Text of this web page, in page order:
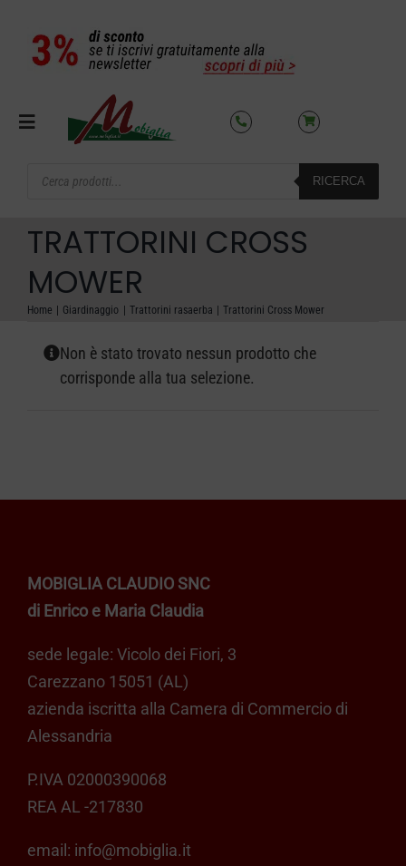
contenuto
Toggle
OFFERTE DEL MESE
AZIENDA
NOLEGGIO
search
RICERCA
TRATTORINI CROSS
MOWER
Home Giardinaggio Trattorini rasaerba Trattorini Cross Mower
Non è stato trovato nessun prodotto che
corrisponde alla tua selezione.
MOBIGLIA CLAUDIO SNC
di Enrico e Maria Claudia
sede legale: Vicolo dei Fiori, 3
Carezzano 15051 (AL)
azienda iscritta alla Camera di Commercio di
Alessandria
P.IVA 02000390068
REA AL -217830
email: info@mobiglia.it